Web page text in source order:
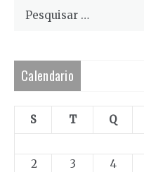
Pesquisar
Calendario
S T Q
2
3 4